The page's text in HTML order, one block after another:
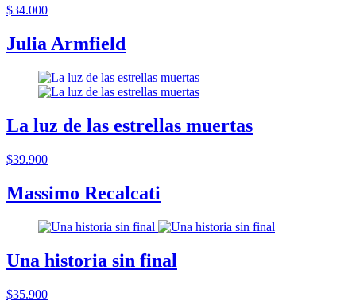
$34.000
Julia Armfield
La luz de las estrellas muertas
$39.900
Massimo Recalcati
Una historia sin final
$35.900